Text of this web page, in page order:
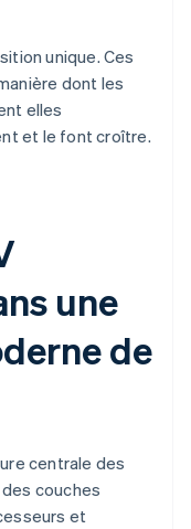
unique. Ces
dont les
elles
et le font croître.
une
de
centrale des
couches
et